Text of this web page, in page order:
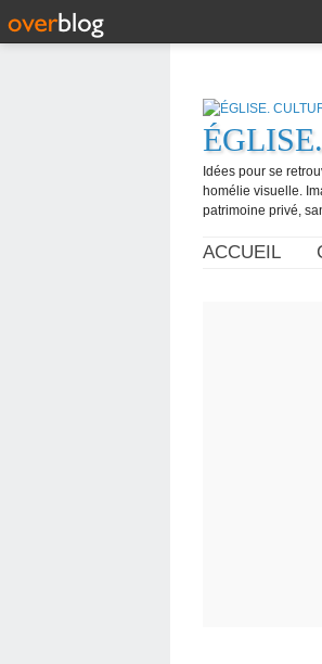
Idées pour se
homélie visuelle.
patrimoine privé,
ACCUEIL